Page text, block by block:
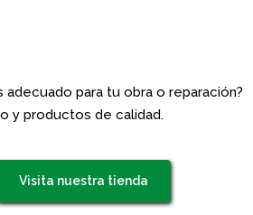
para tu obra o reparación?
y productos de calidad.
Visita nuestra tienda